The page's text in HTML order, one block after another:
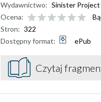
Wydawnictwo: Sinister Project
Ocena:
Stron: 322
Dostępny format:
ePub
Czytaj